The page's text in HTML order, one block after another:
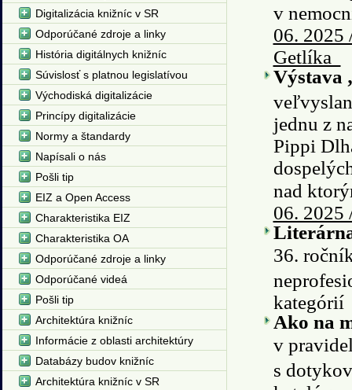
v
06. 2025
Getlíka
Výstava
jednu z
Pippi
nad
06. 2025
36.
kategórií
Ako na
v
s
Digitalizácia knižníc v SR
Odporúčané zdroje a linky
História digitálnych knižníc
Súvislosť s platnou legislatívou
Východiská digitalizácie
Princípy digitalizácie
Normy a štandardy
Napísali o nás
Pošli tip
EIZ a Open Access
Charakteristika EIZ
Charakteristika OA
Odporúčané zdroje a linky
Odporúčané videá
Pošli tip
Architektúra knižníc
Informácie z oblasti architektúry
Databázy budov knižníc
Architektúra knižníc v SR